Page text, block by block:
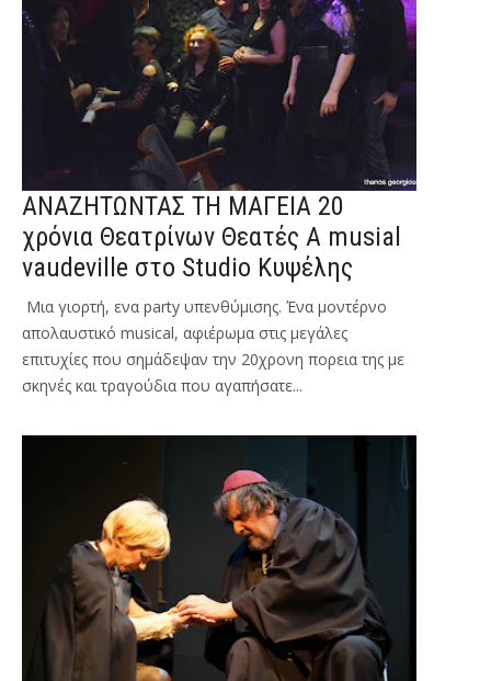
ΑΝΑΖΗΤΩΝΤΑΣ ΤΗ ΜΑΓΕΙΑ 20
χρόνια Θεατρίνων Θεατές Α musial
vaudeville στο Studio Κυψέλης
Μια γιορτή, ενα party υπενθύμισης. Ένα μοντέρνο
απολαυστικό musical, αφιέρωμα στις μεγάλες
επιτυχίες που σημάδεψαν την 20χρονη πορεια της με
σκηνές και τραγούδια που αγαπήσατε...